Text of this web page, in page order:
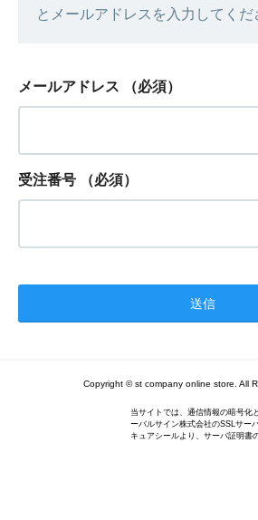
とメールアドレスを入力してくだ
メールアドレス （必須）
受注番号 （必須）
Copyright © st company online store. All
当サイトでは、通信情報の暗号化
ーバルサイン株式会社のSSLサー
キュアシールより、サーバ証明書